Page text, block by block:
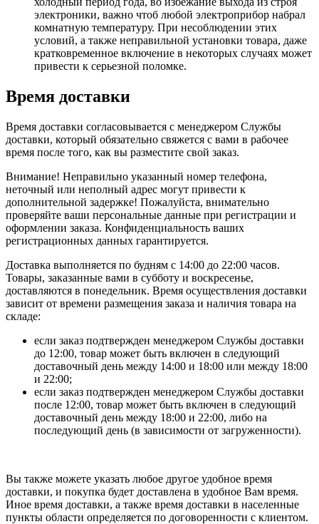
электроники, важно чтоб любой электроприбор набрал
комнатную температуру. При несоблюдении этих
условий, а также неправильной установки товара, даже
кратковременное включение в некоторых случаях может
привести к серьезной поломке.
Время доставки
Время доставки согласовывается с менеджером Службы
доставки, который обязательно свяжется с вами в рабочее
время после того, как вы разместите свой заказ.
Внимание! Неправильно указанный номер телефона,
неточный или неполный адрес могут привести к
дополнительной задержке! Пожалуйста, внимательно
проверяйте ваши персональные данные при регистрации и
оформлении заказа. Конфиденциальность ваших
регистрационных данных гарантируется.
Доставка выполняется по будням с 14:00 до 22:00 часов.
Товары, заказанные вами в субботу и воскресенье,
доставляются в понедельник. Время осуществления доставки
зависит от времени размещения заказа и наличия товара на
складе:
если заказ подтвержден менеджером Службы доставки
до 12:00, товар может быть включен в следующий
доставочный день между 14:00 и 18:00 или между 18:00
и 22:00;
если заказ подтвержден менеджером Службы доставки
после 12:00, товар может быть включен в следующий
доставочный день между 18:00 и 22:00, либо на
последующий день (в зависимости от загруженности).
Вы также можете указать любое другое удобное время
доставки, и покупка будет доставлена в удобное Вам время.
Иное время доставки, а также время доставки в населенные
пункты области определяется по договоренности с клиентом.